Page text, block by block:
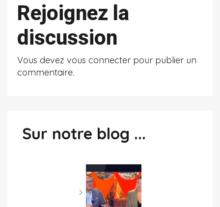
Rejoignez la
discussion
Vous devez vous connecter pour publier un
commentaire.
Sur notre blog ...